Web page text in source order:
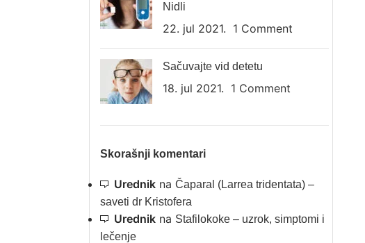
Nidli
22. jul 2021. 1 Comment
Sačuvajte vid detetu
18. jul 2021. 1 Comment
Skorašnji komentari
Urednikna Čaparal (Larrea tridentata) –
saveti dr Kristofera
Urednikna Stafilokoke – uzrok, simptomi i
lečenje